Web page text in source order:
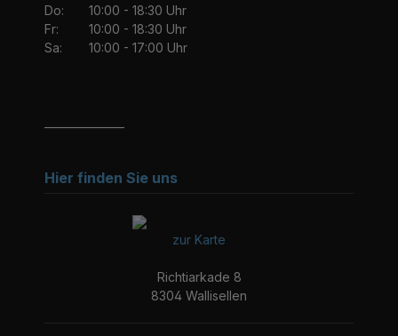
Do:
10:00 - 18:30 Uhr
Fr:
10:00 - 18:30 Uhr
Sa:
10:00 - 17:00 Uhr
Hier finden Sie uns
zur Karte
Richtiarkade 8
8304 Wallisellen